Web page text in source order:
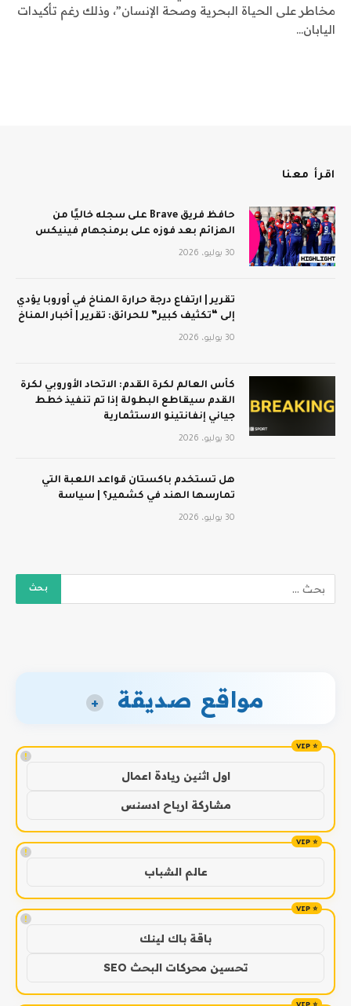
مخاطر على الحياة البحرية وصحة الإنسان”، وذلك رغم تأكيدات
اليابان…
اقرأ معنا
حافظ فريق Brave على سجله خاليًا من
الهزائم بعد فوزه على برمنجهام فينيكس
30 يوليو، 2026
تقرير | ارتفاع درجة حرارة المناخ في أوروبا يؤدي
إلى “تكثيف كبير” للحرائق: تقرير | أخبار المناخ
30 يوليو، 2026
كأس العالم لكرة القدم: الاتحاد الأوروبي لكرة
القدم سيقاطع البطولة إذا تم تنفيذ خطط
جياني إنفانتينو الاستثمارية
30 يوليو، 2026
هل تستخدم باكستان قواعد اللعبة التي
تمارسها الهند في كشمير؟ | سياسة
30 يوليو، 2026
مواقع صديقة +
!
اول اثنين ريادة اعمال
مشاركة ارباح ادسنس
!
عالم الشباب
!
باقة باك لينك
تحسين محركات البحث SEO